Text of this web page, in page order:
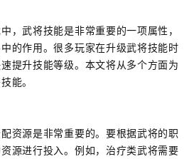
，武将技能是非常重要的一项属性，
的作用。很多玩家在升级武将技能时
提升技能等级。本文将从多个方面为
能。
资源是非常重要的。要根据武将的职
源进行投入。例如，治疗类武将需要